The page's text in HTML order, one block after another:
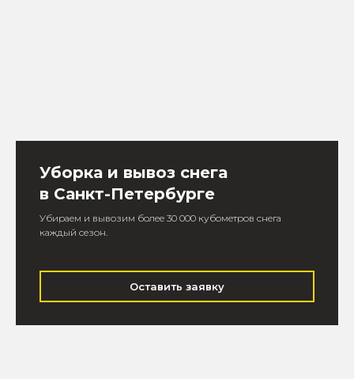
Уборка и вывоз снега
в Санкт-Петербурге
Убираем и вывозим более 30 000 кубометров снега
каждый сезон.
Оставить заявку